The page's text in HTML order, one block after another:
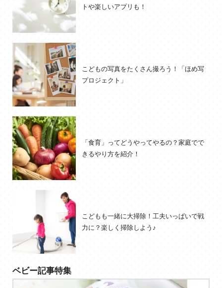
トや楽しいアプリも！
こどもの写真をたくさん撮ろう！「ほめ写
プロジェクト」
「食育」ってどうやってやるの？家庭でで
きるやり方を紹介！
こどもも一緒に大掃除！工夫いっぱいで戦
力に？楽しく掃除しよう♪
ベビー記事特集